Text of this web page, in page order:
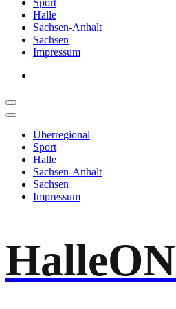
Sport
Halle
Sachsen-Anhalt
Sachsen
Impressum
Überregional
Sport
Halle
Sachsen-Anhalt
Sachsen
Impressum
HalleON